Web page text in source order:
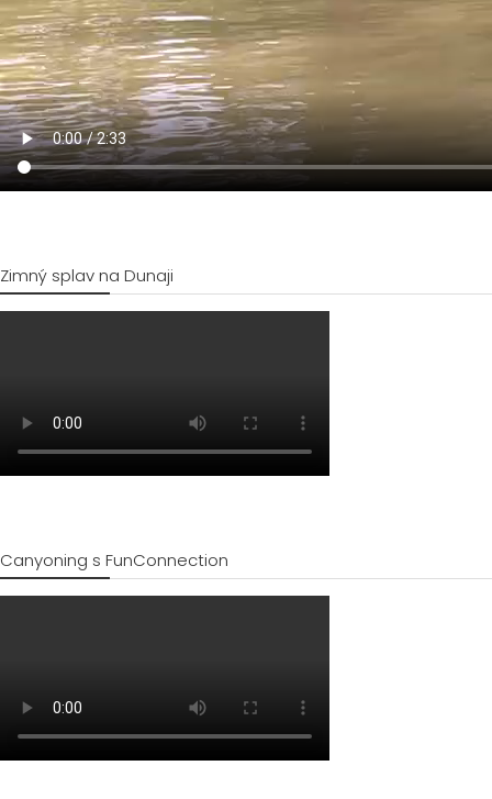
Zimný splav na Dunaji
Canyoning s FunConnection